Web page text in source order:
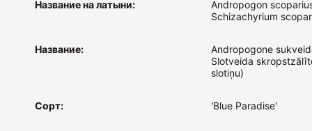
Название на латыни:
Andropogon
Schizachyrium
Название:
Andropogone
Slotveida
slotiņu)
Сорт: 'Blue Paradise'